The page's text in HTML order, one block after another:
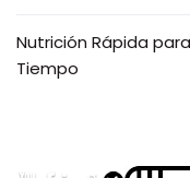
Nutrición Rápida
Tiempo